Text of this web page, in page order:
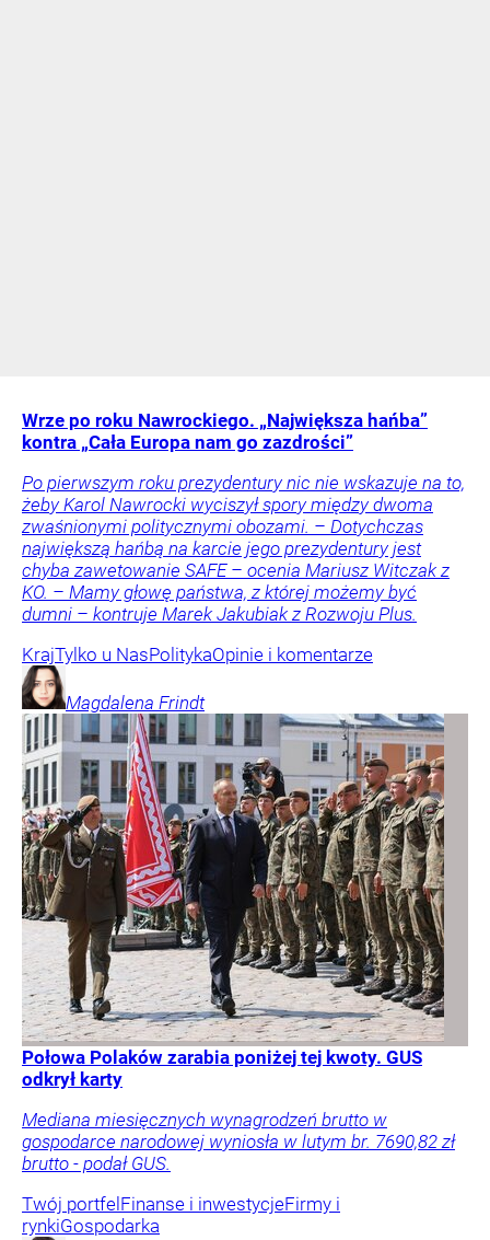
Wrze po roku Nawrockiego. „Największa hańba”
kontra „Cała Europa nam go zazdrości”
Po pierwszym roku prezydentury nic nie wskazuje na to,
żeby Karol Nawrocki wyciszył spory między dwoma
zwaśnionymi politycznymi obozami. – Dotychczas
największą hańbą na karcie jego prezydentury jest
chyba zawetowanie SAFE – ocenia Mariusz Witczak z
KO. – Mamy głowę państwa, z której możemy być
dumni – kontruje Marek Jakubiak z Rozwoju Plus.
KrajTylko u NasPolitykaOpinie i komentarze
Magdalena Frindt
Połowa Polaków zarabia poniżej tej kwoty. GUS
odkrył karty
Mediana miesięcznych wynagrodzeń brutto w
gospodarce narodowej wyniosła w lutym br. 7690,82 zł
brutto - podał GUS.
Twój portfelFinanse i inwestycjeFirmy i
rynkiGospodarka